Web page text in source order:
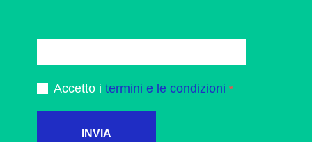
Accetto i termini e le condizioni
INVIA